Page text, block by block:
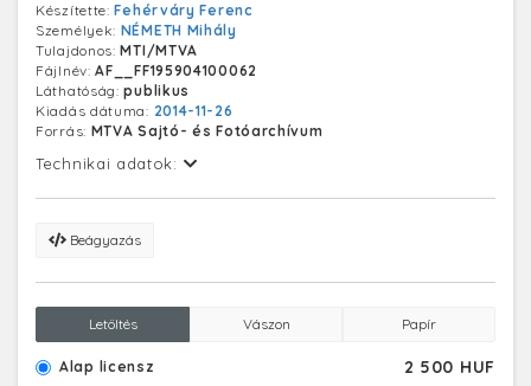
Készítette:Fehérváry Ferenc
Személyek: NÉMETH Mihály
Tulajdonos:MTI/MTVA
Fájlnév:AF__FF195904100062
Láthatóság:publikus
Kiadás dátuma: 2014-11-26
Forrás: MTVA Sajtó- és Fotóarchívum
Technikai adatok:
Beágyazás
Letöltés Vászon Papír
Alap licensz 2 500 HUF